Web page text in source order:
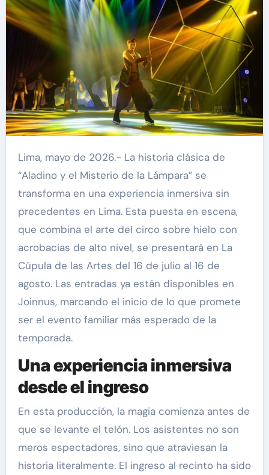
Lima, mayo de 2026.- La historia clásica de
“Aladino y el Misterio de la Lámpara” se
transforma en una experiencia inmersiva sin
precedentes en Lima. Esta puesta en escena,
que combina el arte del circo sobre hielo con
acrobacias de alto nivel, se presentará en La
Cúpula de las Artes del 16 de julio al 16 de
agosto. Las entradas ya están disponibles en
Joinnus, marcando el inicio de lo que promete
ser el evento familiar más esperado de la
temporada.
Una experiencia inmersiva
desde el ingreso
En esta producción, la magia comienza antes de
que se levante el telón. Los asistentes no son
meros espectadores, sino que atraviesan la
historia literalmente. El ingreso al recinto ha sido